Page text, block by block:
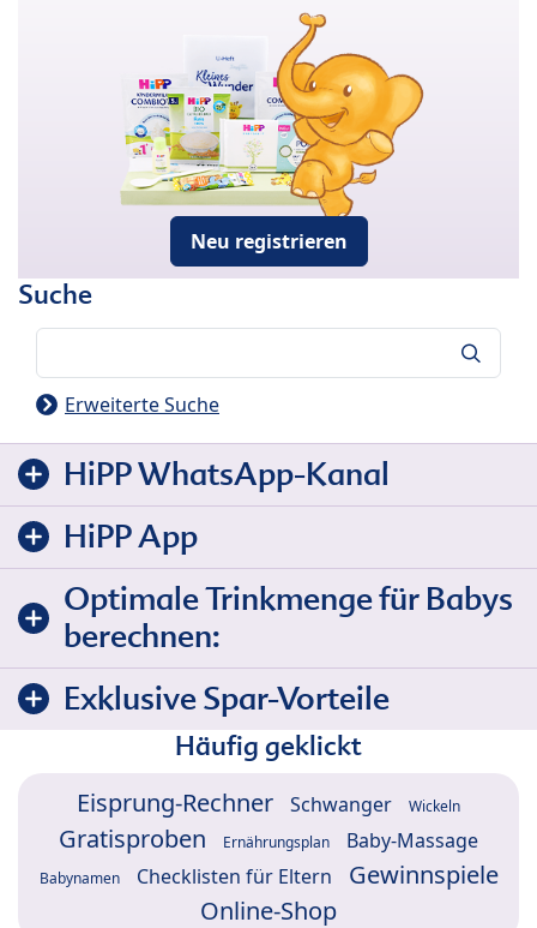
Neu registrieren
Suche
Erweiterte Suche
HiPP WhatsApp-Kanal
HiPP App
Optimale Trinkmenge für Babys
berechnen:
Exklusive Spar-Vorteile
Häufig geklickt
Eisprung-Rechner Schwanger Wickeln
Gratisproben Ernährungsplan Baby-Massage
Babynamen Checklisten für Eltern
Gewinnspiele
Online-Shop